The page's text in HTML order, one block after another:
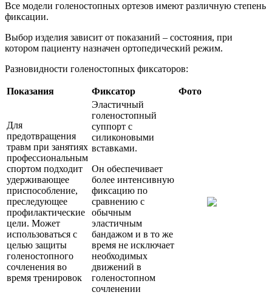
Все модели голеностопных ортезов имеют различную степень
фиксации.
Выбор изделия зависит от показаний – состояния, при
котором пациенту назначен ортопедический режим.
Разновидности голеностопных фиксаторов:
Показания Фиксатор Фото
Для
предотвращения
травм при занятиях
профессиональным
спортом подходит
удерживающее
приспособление,
преследующее
профилактические
цели. Может
использоваться с
целью защиты
голеностопного
сочленения во
время тренировок
Эластичный
голеностопный
суппорт с
силиконовыми
вставками.
Он обеспечивает
более интенсивную
фиксацию по
сравнению с
обычным
эластичным
бандажом и в то же
время не исключает
необходимых
движений в
голеностопном
сочленении